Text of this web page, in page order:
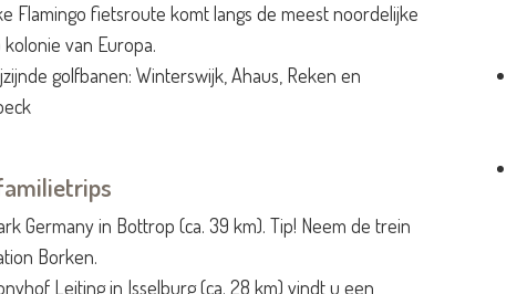
Flamingo fietsroute komt langs de meest noordelijke
van Europa.
golfbanen: Winterswijk, Ahaus, Reken en
Germany in Bottrop (ca. 39 km). Tip! Neem de trein
Borken.
Leiting in Isselburg (ca. 28 km) vindt u een